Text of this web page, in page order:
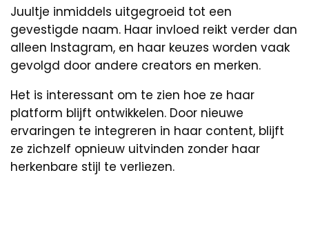
Juultje inmiddels uitgegroeid tot een
gevestigde naam. Haar invloed reikt verder dan
alleen Instagram, en haar keuzes worden vaak
gevolgd door andere creators en merken.
Het is interessant om te zien hoe ze haar
platform blijft ontwikkelen. Door nieuwe
ervaringen te integreren in haar content, blijft
ze zichzelf opnieuw uitvinden zonder haar
herkenbare stijl te verliezen.